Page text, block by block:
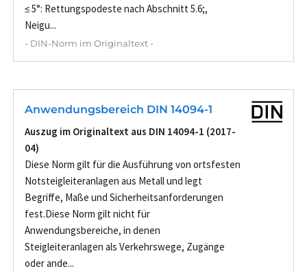
≤ 5°: Rettungspodeste nach Abschnitt 5.6;,
Neigu...
- DIN-Norm im Originaltext -
Anwendungsbereich DIN 14094-1
Auszug im Originaltext aus DIN 14094-1 (2017-
04)
Diese Norm gilt für die Ausführung von ortsfesten
Notsteigleiteranlagen aus Metall und legt
Begriffe, Maße und Sicherheitsanforderungen
fest.Diese Norm gilt nicht für
Anwendungsbereiche, in denen
Steigleiteranlagen als Verkehrswege, Zugänge
oder ande...